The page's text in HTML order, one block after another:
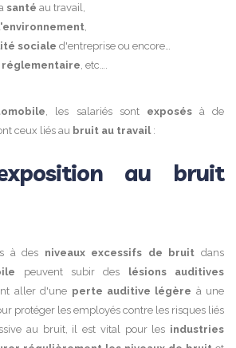
santé au travail,
,
sociale d'entreprise ou encore…
réglementaire, etc….
, les salariés sont exposésà de
ceux liés au bruit au travail:
au bruit
à des niveaux excessifs de bruit dans
peuvent subir des lésions auditives
aller d'une perte auditive légère à une
protéger les employés contre les risques liés
au bruit, il est vital pour les industries